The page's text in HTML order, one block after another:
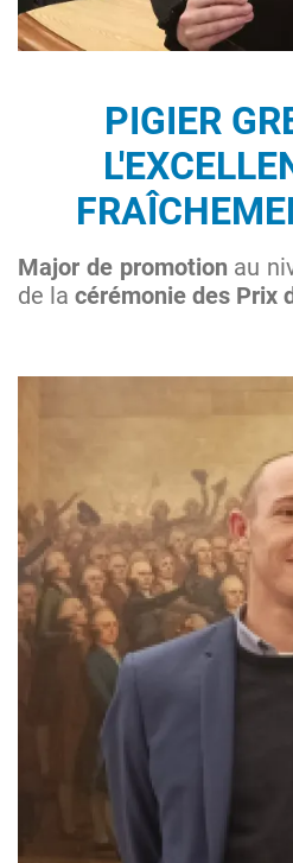
PIGIER
Major de promotion au
de la cérémonie des Prix